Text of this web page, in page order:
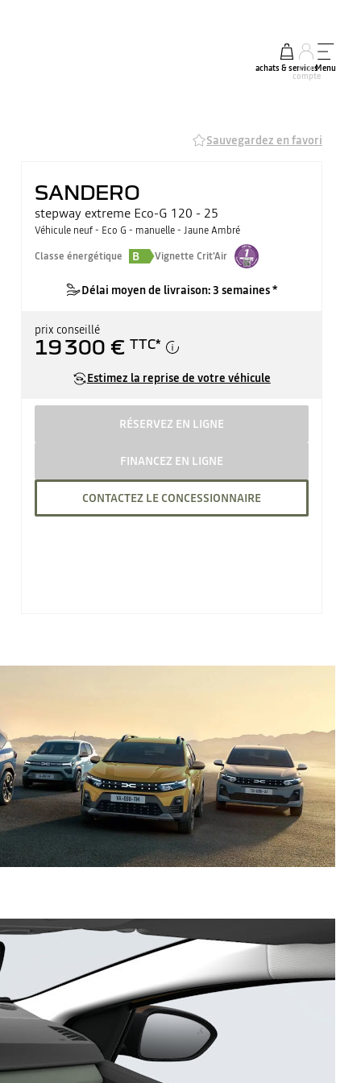
achats & services
mon
compte
Menu
Sauvegardez en favori
SANDERO
stepway extreme Eco-G 120 - 25
Véhicule neuf - Eco G - manuelle - Jaune Ambré
Classe énergétique
B Vignette Crit'Air
Délai moyen de livraison: 3 semaines *
prix conseillé
19 300 € TTC*
Estimez la reprise de votre véhicule
RÉSERVEZ EN LIGNE
FINANCEZ EN LIGNE
CONTACTEZ LE CONCESSIONNAIRE